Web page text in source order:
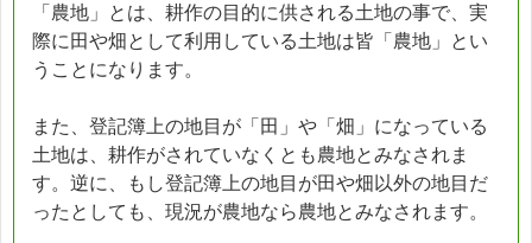
「農地」とは、耕作の目的に供される土地の事で、実
際に田や畑として利用している土地は皆「農地」とい
うことになります。
また、登記簿上の地目が「田」や「畑」になっている
土地は、耕作がされていなくとも農地とみなされま
す。逆に、もし登記簿上の地目が田や畑以外の地目だ
ったとしても、現況が農地なら農地とみなされます。